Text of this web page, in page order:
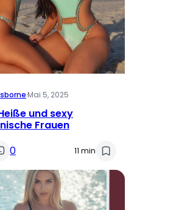
·Mai 5, 2025
und sexy
Frauen
0 11 min